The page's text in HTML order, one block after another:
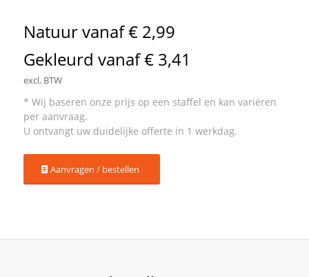
Natuur vanaf € 2,99
Gekleurd vanaf € 3,41
excl. BTW
Aanvragen / bestellen